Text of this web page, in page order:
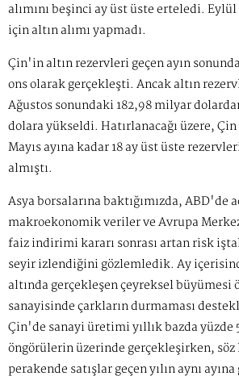
alımını beşinci ay üst üste erteledi.
için altın alımı yapmadı.
Çin'in altın rezervleri geçen ayın
ons olarak gerçekleşti. Ancak altın
Ağustos sonundaki 182,98 milyar
dolara yükseldi. Hatırlanacağı üzere, Çin
Mayıs ayına kadar 18 ay üst üste
almıştı.
Asya borsalarına baktığımızda, ABD'de
makroekonomik veriler ve Avrupa
faiz indirimi kararı sonrası artan risk
seyir izlendiğini gözlemledik. Ay
altında gerçekleşen çeyreksel büyümesi
sanayisinde çarkların durmaması
Çin'de sanayi üretimi yıllık bazda yüzde
öngörülerin üzerinde gerçekleşirken,
perakende satışlar geçen yılın aynı